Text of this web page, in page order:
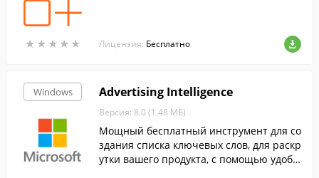
★ ★ ★ ★ ★
★ ★ ★ ★ ★ Лицензия: Бесплатно
Windows Advertising Intelligence
Версия: 8.0 (1.48 МБ)
Мощный бесплатный инструмент для со
здания списка ключевых слов, для раскр
утки вашего продукта, с помощью удобн